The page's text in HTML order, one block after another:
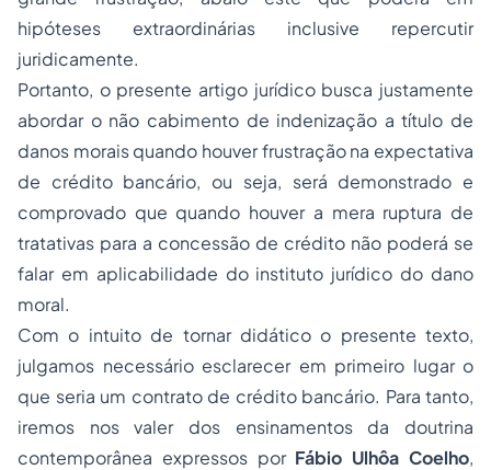
hipóteses extraordinárias inclusive repercutir
juridicamente.
Portanto, o presente artigo jurídico busca justamente
abordar o não cabimento de indenização a título de
danos morais quando houver frustração na expectativa
de crédito bancário, ou seja, será demonstrado e
comprovado que quando houver a mera ruptura de
tratativas para a concessão de crédito não poderá se
falar em aplicabilidade do instituto jurídico do dano
moral.
Com o intuito de tornar didático o presente texto,
julgamos necessário esclarecer em primeiro lugar o
que seria um contrato de crédito bancário. Para tanto,
iremos nos valer dos ensinamentos da doutrina
contemporânea expressos por Fábio Ulhôa Coelho,